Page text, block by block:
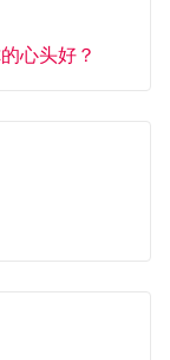
心头好？